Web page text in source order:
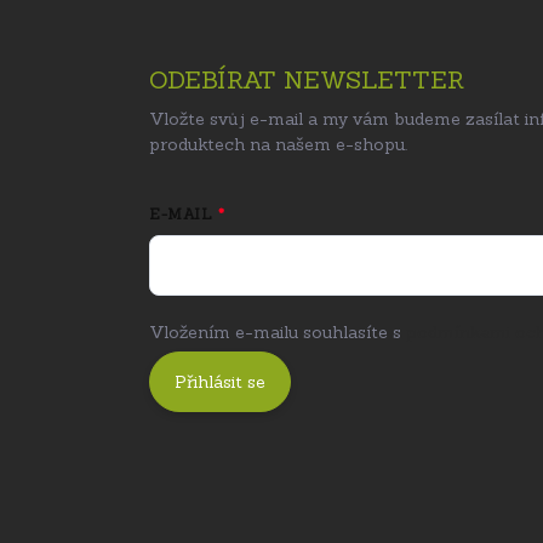
ODEBÍRAT NEWSLETTER
Vložte svůj e-mail a my vám budeme zasílat
produktech na našem e-shopu.
E-MAIL
Vložením e-mailu souhlasíte s
Přihlásit se